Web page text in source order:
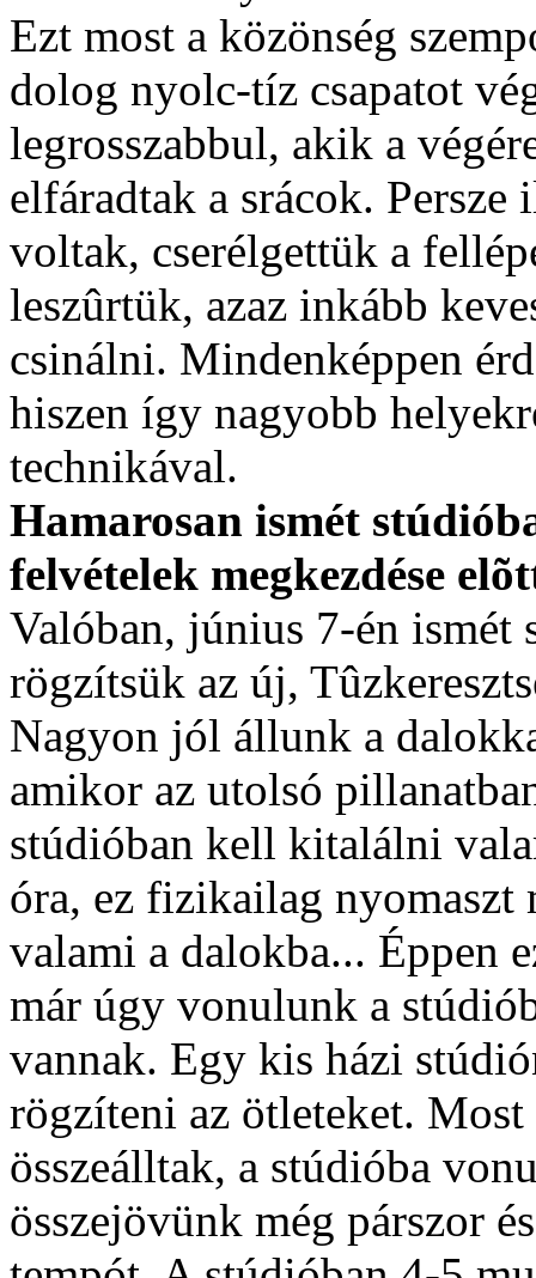
Ezt most a közönség
dolog nyolc-tíz csapatot
legrosszabbul, akik a
elfáradtak a srácok.
voltak, cserélgettük a
leszûrtük, azaz inkább
csinálni. Mindenképpen
hiszen így nagyobb
technikával.
Hamarosan ismét
felvételek megkezdése
Valóban, június 7-én
rögzítsük az új,
Nagyon jól állunk a
amikor az utolsó
stúdióban kell kitalálni
óra, ez fizikailag nyomaszt
valami a dalokba... Éppen
már úgy vonulunk a
vannak. Egy kis házi
rögzíteni az ötleteket.
összeálltak, a stúdióba
összejövünk még párszor